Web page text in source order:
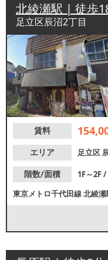
北綾瀬駅 | 徒歩
足立区辰沼2丁目
賃料
エリア
足立区
階数/面積
1F～2F
東京メトロ千代田線北綾瀬